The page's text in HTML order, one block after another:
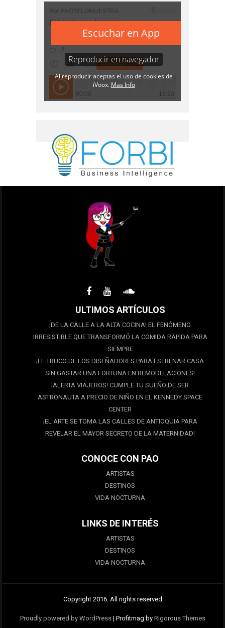
ULTIMOS ARTÍCULOS
¡DE LA CALLE A LA ALTA COCINA! EL FENÓMENO
IRRESISTIBLE QUE TRANSFORMÓ LA COMIDA RÁPIDA PARA
SIEMPRE
¡EL TRUCO DE LOS DISEÑADORES PARA ESTRENAR CASA
SIN GASTAR UNA FORTUNA EN REMODELACIONES!
¡ALERTA VIAJEROS! CUMPLE TU SUEÑO DE SER
ASTRONAUTA A PRECIO DE NIÑO EN EL KENNEDY SPACE
CENTER
¡EL ARTE SE TOMA LAS CALLES DE ANTIOQUIA PARA
REVELAR EL MAYOR SECRETO DE LA MATERNIDAD!
CONOCE CON PAO
ARTISTAS
DESTINOS
VIDA NOCTURNA
LINKS DE INTERÉS
ARTISTAS
DESTINOS
VIDA NOCTURNA
Copyright 2016. All rights reserved
Proudly powered by WordPress | Profitmag by Rigorous Themes